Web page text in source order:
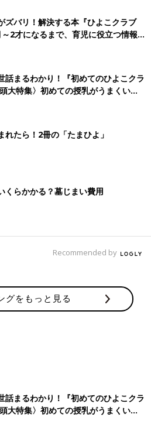
ズバリ！解決する本『ひよこクラブ
2才になるまで、育児に役立つ情報が
話まるわかり！『初めてのひよこクラ
大特集〉初めての授乳がうまくい
ミルクの基本と夏のトラブル 解決テ
れたら！2冊の「たまひよ」
くらかかる？墓じまい費用
Recommended by
グをもっと見る
話まるわかり！『初めてのひよこクラ
大特集〉初めての授乳がうまくい
ミルクの基本と夏のトラブル 解決テ